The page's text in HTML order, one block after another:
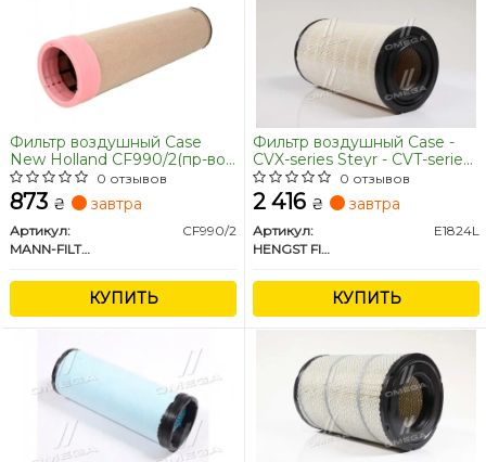
Фильтр воздушный Case
New Holland CF990/2(пр-во
MANN)
0 отзывов
873 ₴ завтра
Артикул:
CF990/2
MANN-FILTER
КУПИТЬ
Фильтр воздушный Case -
CVX-series Steyr - CVT-series
New Holland - TVT-series(пр-
во Hengst)
0 отзывов
2 416 ₴ завтра
Артикул:
E1824L
HENGST FILTER
КУПИТЬ